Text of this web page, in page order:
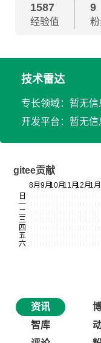
1587
经验值
9
技术雷达
专长领域：暂无信
开发平台：暂无信
gitee贡献
资讯
智库